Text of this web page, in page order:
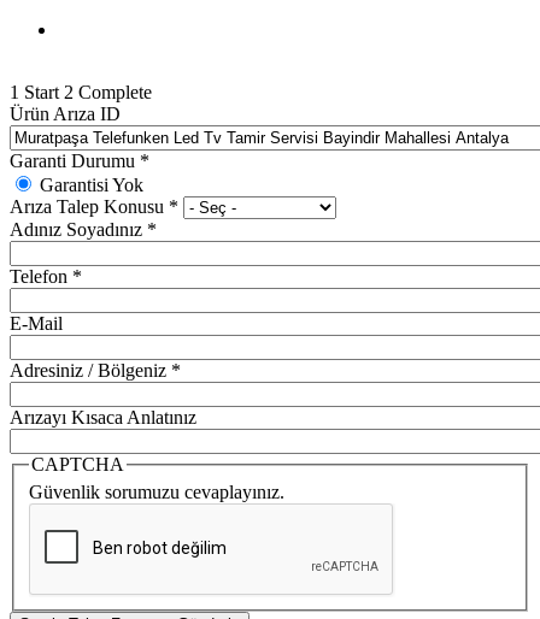
1 Start 2 Complete
Ürün Arıza ID
Garanti Durumu *
Garantisi Yok
Arıza Talep Konusu *
Adınız Soyadınız *
Telefon *
E-Mail
Adresiniz / Bölgeniz *
Arızayı Kısaca Anlatınız
CAPTCHA
Güvenlik sorumuzu cevaplayınız.